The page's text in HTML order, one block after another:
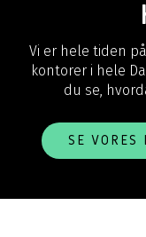
Vi er hele tiden
kontorer i hele
du se,
SE